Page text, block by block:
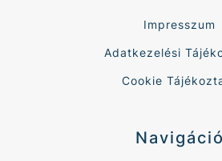
Impresszum
Adatkezelési
Cookie
Navigáció